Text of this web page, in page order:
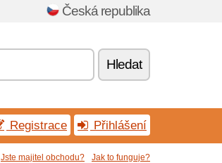
Česká republika
Hledat
Registrace Přihlášení
Jste majitel obchodu? Jak to funguje?